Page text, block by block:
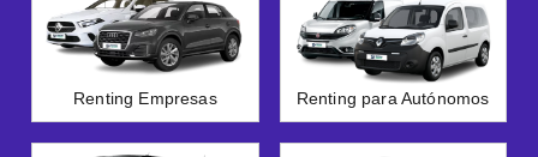
Renting Empresas Renting para Autónomos